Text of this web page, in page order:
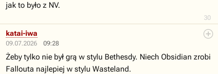
30
jak to było z NV.
09.07.2026 09:28
katai-iwa
Żeby tylko nie był grą w stylu Bethesdy. Niech Obsidian zrobi
Fallouta najlepiej w stylu Wasteland.